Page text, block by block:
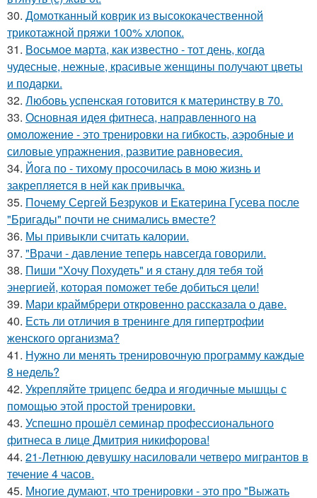
30. Домотканный коврик из высококачественной
трикотажной пряжи 100% хлопок.
31. Восьмое марта, как известно - тот день, когда
чудесные, нежные, красивые женщины получают цветы
и подарки.
32. Любовь успенская готовится к материнству в 70.
33. Основная идея фитнеса, направленного на
омоложение - это тренировки на гибкость, аэробные и
силовые упражнения, развитие равновесия.
34. Йога по - тихому просочилась в мою жизнь и
закрепляется в ней как привычка.
35. Почему Сергей Безруков и Екатерина Гусева после
"Бригады" почти не снимались вместе?
36. Мы привыкли считать калории.
37. "Врачи - давление теперь навсегда говорили.
38. Пиши "Хочу Похудеть" и я стану для тебя той
энергией, которая поможет тебе добиться цели!
39. Мари краймбрери откровенно рассказала о даве.
40. Есть ли отличия в тренинге для гипертрофии
женского организма?
41. Нужно ли менять тренировочную программу каждые
8 недель?
42. Укрепляйте трицепс бедра и ягодичные мышцы с
помощью этой простой тренировки.
43. Успешно прошёл семинар профессионального
фитнеса в лице Дмитрия никифорова!
44. 21-Летнюю девушку насиловали четверо мигрантов в
течение 4 часов.
45. Многие думают, что тренировки - это про "Выжать